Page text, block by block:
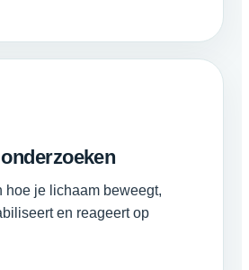
hoe je lichaam beweegt,
en reageert op